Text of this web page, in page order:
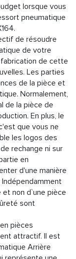
lorsque vous
pneumatique
de résoudre
de votre
fabrication de cette
Les parties
de la pièce et
Normalement,
de la pièce de
En plus, le
que vous ne
les logos des
rechange ni sur
en
d'une manière
non d`une pièce
sont
pièces
attractif. Il est
Arrière